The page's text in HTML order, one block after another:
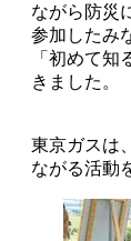
ながら防災
参加したみ
「初めて
きました。
東京ガスは
ながる活動